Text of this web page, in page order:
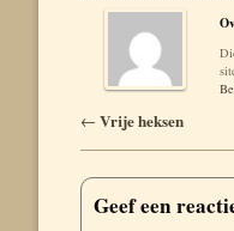
Berichtnavigatie
← Vrije heksen
Geef een